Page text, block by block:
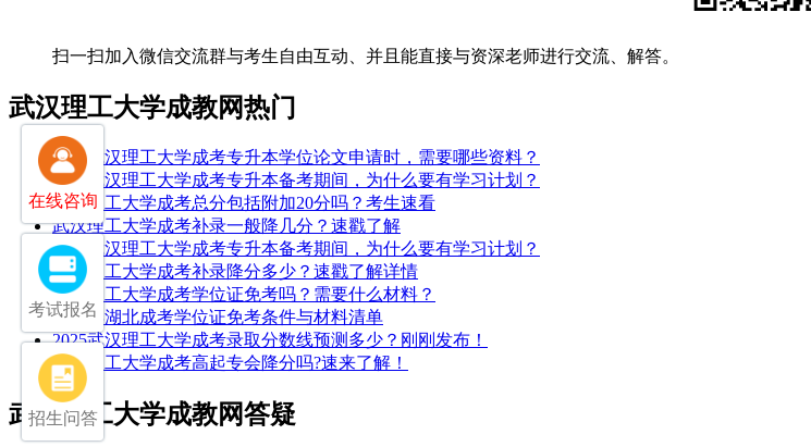
扫一扫加入微信交流群与考生自由互动、并且能直接与资深老师进行交流、解答。
武汉理工大学成教网热门
25年武汉理工大学成考专升本学位论文申请时，需要哪些资料？
25年武汉理工大学成考专升本备考期间，为什么要有学习计划？
武汉理工大学成考总分包括附加20分吗？考生速看
武汉理工大学成考补录一般降几分？速戳了解
25年武汉理工大学成考专升本备考期间，为什么要有学习计划？
武汉理工大学成考补录降分多少？速戳了解详情
武汉理工大学成考学位证免考吗？需要什么材料？
2026年湖北成考学位证免考条件与材料清单
2025武汉理工大学成考录取分数线预测多少？刚刚发布！
武汉理工大学成考高起专会降分吗?速来了解！
武汉理工大学成教网答疑
在线咨询
考试报名
招生问答